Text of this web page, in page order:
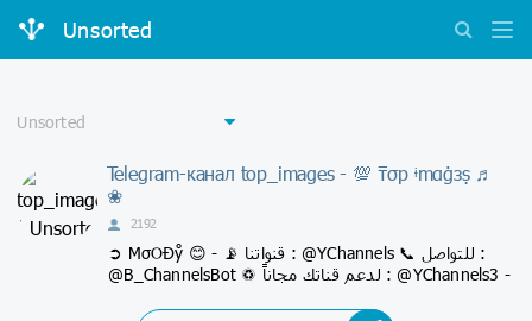
Unsorted
Telegram-канал top_images - 💯 ₸σp ᶤmαġзṣ ♬
❀
2192
➲ MσOĐẙ 😊 - 📡 قنواتنا : @YChannels 📞 للتواصل :
@B_ChannelsBot ♽ لدعم قناتك مجاناً : @YChannels3 -